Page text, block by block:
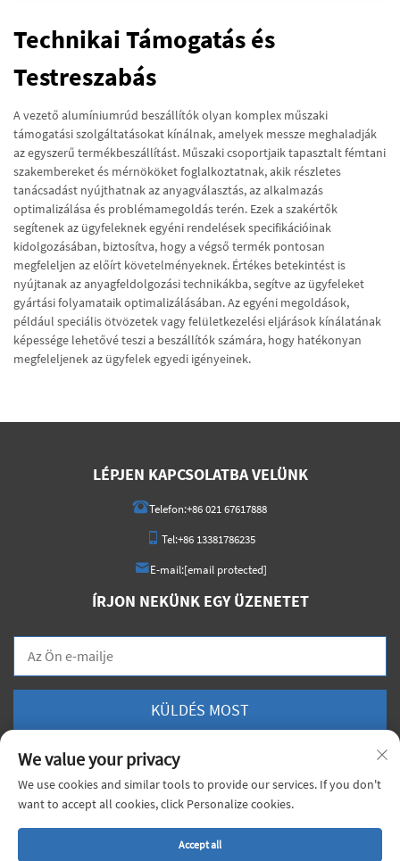
Technikai Támogatás és
Testreszabás
A vezető alumíniumrúd beszállítók olyan komplex műszaki
támogatási szolgáltatásokat kínálnak, amelyek messze meghaladják
az egyszerű termékbeszállítást. Műszaki csoportjaik tapasztalt fémtani
szakembereket és mérnököket foglalkoztatnak, akik részletes
tanácsadást nyújthatnak az anyagválasztás, az alkalmazás
optimalizálása és problémamegoldás terén. Ezek a szakértők
segítenek az ügyfeleknek egyéni rendelések specifikációinak
kidolgozásában, biztosítva, hogy a végső termék pontosan
megfeleljen az előírt követelményeknek. Értékes betekintést is
nyújtanak az anyagfeldolgozási technikákba, segítve az ügyfeleket
gyártási folyamataik optimalizálásában. Az egyéni megoldások,
például speciális ötvözetek vagy felületkezelési eljárások kínálatának
képessége lehetővé teszi a beszállítók számára, hogy hatékonyan
megfeleljenek az ügyfelek egyedi igényeinek.
LÉPJEN KAPCSOLATBA VELÜNK
Telefon:+86 021 67617888
Tel:+86 13381786235
E-mail:[email protected]
ÍRJON NEKÜNK EGY ÜZENETET
KÜLDÉS MOST
Adatvédelmi irányelvek
We value your privacy
We use cookies and similar tools to provide our services. If you don't
want to accept all cookies, click Personalize cookies.
Accept all